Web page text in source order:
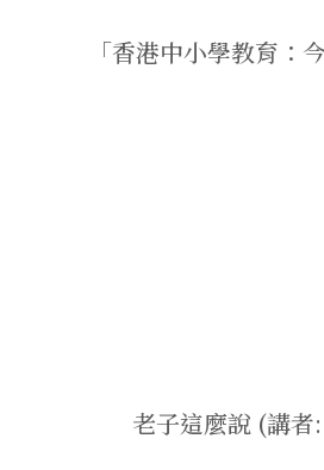
「香港中小學教育：
老子這麼說 (講者